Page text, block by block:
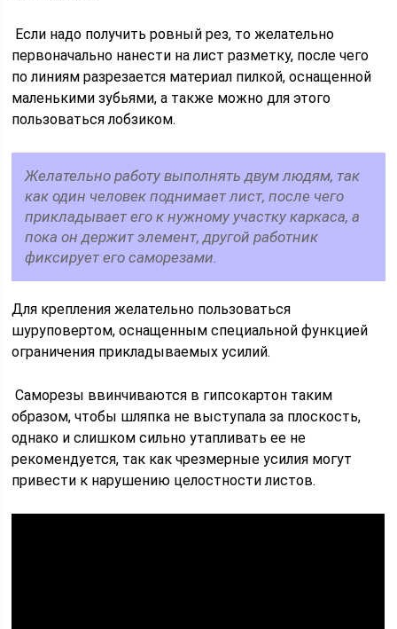
Если надо получить ровный рез, то желательно
первоначально нанести на лист разметку, после чего
по линиям разрезается материал пилкой, оснащенной
маленькими зубьями, а также можно для этого
пользоваться лобзиком.
Желательно работу выполнять двум людям, так
как один человек поднимает лист, после чего
прикладывает его к нужному участку каркаса, а
пока он держит элемент, другой работник
фиксирует его саморезами.
Для крепления желательно пользоваться
шуруповертом, оснащенным специальной функцией
ограничения прикладываемых усилий.
Саморезы ввинчиваются в гипсокартон таким
образом, чтобы шляпка не выступала за плоскость,
однако и слишком сильно утапливать ее не
рекомендуется, так как чрезмерные усилия могут
привести к нарушению целостности листов.